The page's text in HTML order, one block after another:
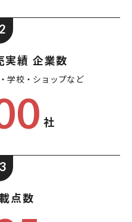
実績 企業数
学校・ショップなど
社
点数